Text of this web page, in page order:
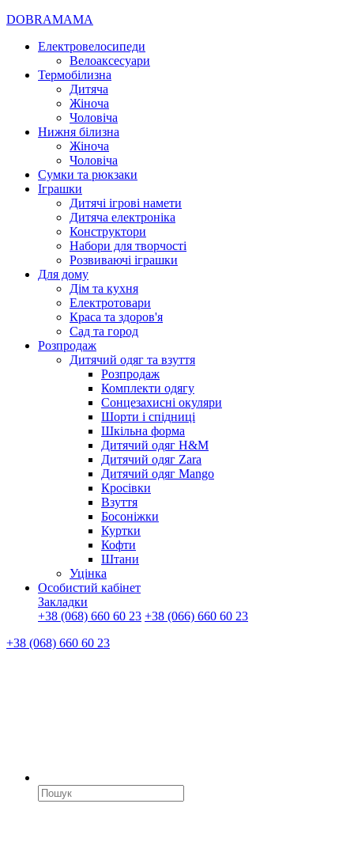
DOBRAMAMA
Електровелосипеди
Велоаксесуари
Термобілизна
Дитяча
Жіноча
Чоловіча
Нижня білизна
Жіноча
Чоловіча
Сумки та рюкзаки
Іграшки
Дитячі ігрові намети
Дитяча електроніка
Конструктори
Набори для творчості
Розвиваючі іграшки
Для дому
Дім та кухня
Електротовари
Краса та здоров'я
Сад та город
Розпродаж
Дитячий одяг та взуття
Розпродаж
Комплекти одягу
Сонцезахисні окуляри
Шорти і спідниці
Шкільна форма
Дитячий одяг H&M
Дитячий одяг Zara
Дитячий одяг Mango
Кросівки
Взуття
Босоніжки
Куртки
Кофти
Штани
Уцінка
Особистий кабінет
Закладки
+38 (068) 660 60 23 +38 (066) 660 60 23
+38 (068) 660 60 23